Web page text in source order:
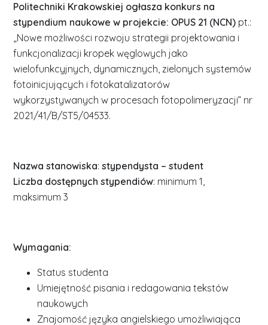
Politechniki Krakowskiej ogłasza konkurs na
stypendium naukowe w projekcie: OPUS 21 (NCN) pt.:
„Nowe możliwości rozwoju strategii projektowania i
funkcjonalizacji kropek węglowych jako
wielofunkcyjnych, dynamicznych, zielonych systemów
fotoinicjujących i fotokatalizatorów
wykorzystywanych w procesach fotopolimeryzacji” nr
2021/41/B/ST5/04533.
Nazwa stanowiska:stypendysta – student
Liczba dostępnych stypendiów: minimum 1,
maksimum 3
Wymagania:
Status studenta
Umiejętność pisania i redagowania tekstów
naukowych
Znajomość języka angielskiego umożliwiająca